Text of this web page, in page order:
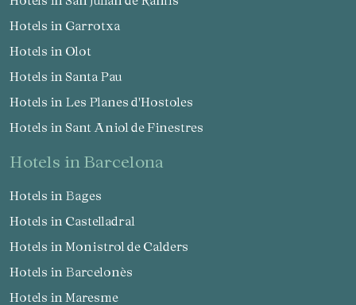
Hotels in Garrotxa
Hotels in Olot
Hotels in Santa Pau
Hotels in Les Planes d'Hostoles
Hotels in Sant Aniol de Finestres
hotels in Barcelona
Hotels in Bages
Hotels in Castelladral
Hotels in Monistrol de Calders
Hotels in Barcelonès
Hotels in Maresme